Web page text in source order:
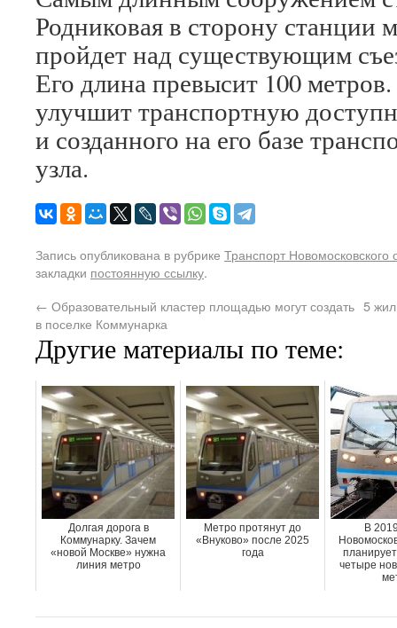
Родниковая в сторону станции
пройдет над существующим
Его длина превысит 100
улучшит транспортную
и созданного на его базе
узла.
Запись опубликована в рубрике Транспорт Новомосковского
закладки постоянную ссылку.
← Образовательный кластер площадью могут создать
в поселке Коммунарка
5
Другие материалы по теме:
Долгая дорога в
Коммунарку. Зачем
«новой Москве» нужна
линия метро
Метро протянут до
«Внуково» после 2025
года
В
четыре